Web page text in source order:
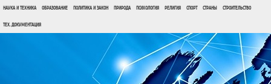
НАУКА И ТЕХНИКА ОБРАЗОВАНИЕ ПОЛИТИКА И ЗАКОН ПРИРОДА ПСИХОЛОГИЯ РЕЛИГИЯ СПОРТ СТРАНЫ СТРОИТЕЛЬСТВО
ТЕХ. ДОКУМЕНТАЦИЯ